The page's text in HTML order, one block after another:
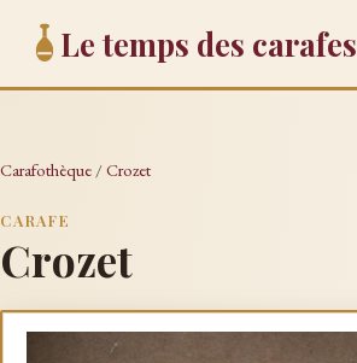
Le temps des carafes
Carafothèque /Crozet
CARAFE
Crozet